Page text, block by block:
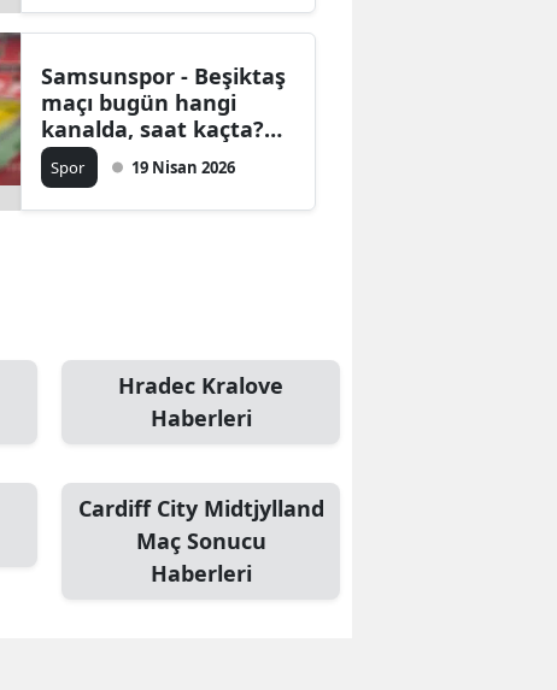
Samsunspor - Beşiktaş
maçı bugün hangi
kanalda, saat kaçta?
Muhtemel 11’ler ve
eksik listesi netleşiyor
Spor 19 Nisan 2026
Hradec Kralove
Haberleri
Cardiff City Midtjylland
Maç Sonucu
Haberleri